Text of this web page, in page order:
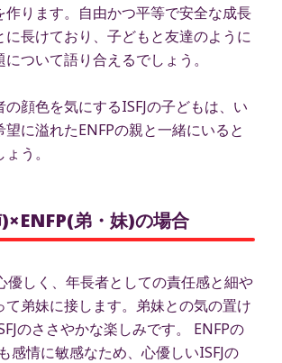
作ります。自由かつ平等で安全な成長
に長けており、子どもと友達のように
ついて語り合えるでしょう。
顔色を気にするISFJの子どもは、い
に溢れたENFPの親と一緒にいると
う。
弟・妹)の場合
優しく、年長者としての責任感と細や
て弟妹に接します。弟妹との気の置け
のささやかな楽しみです。 ENFPの
感情に敏感なため、心優しいISFJの